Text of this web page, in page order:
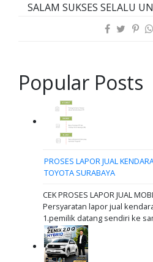
SALAM SUKSES SELALU
Popular Posts
PROSES LAPOR JUAL
TOYOTA SURABAYA
CEK PROSES LAPOR JUAL
Persyaratan lapor jual
1.pemilik datang sendiri ke